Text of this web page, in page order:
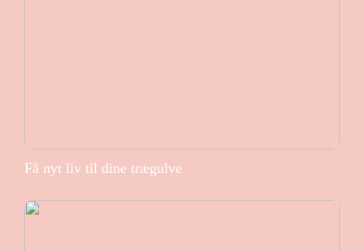
Få nyt liv til dine trægulve